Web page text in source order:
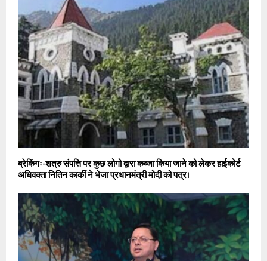
ब्रेकिंगः-शत्रु संपत्ति पर कुछ लोगो द्वारा कब्जा किया जाने को लेकर हाईकोर्ट
अधिवक्ता नितिन कार्की ने भेजा प्रधानमंत्री मोदी को पत्र।